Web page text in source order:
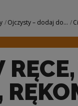
Ojczysty – dodaj do...